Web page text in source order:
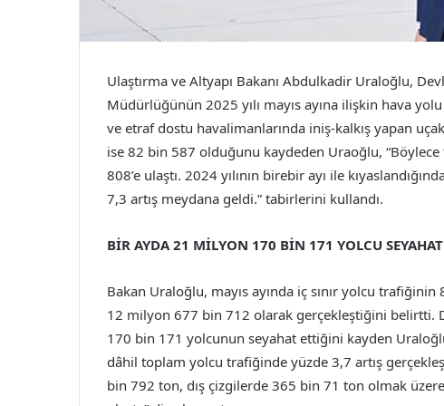
Ulaştırma ve Altyapı Bakanı Abdulkadir Uraloğlu,
Müdürlüğünün 2025 yılı mayıs ayına ilişkin hava
ve etraf dostu havalimanlarında iniş-kalkış yapan
ise 82 bin 587 olduğunu kaydeden Uraoğlu,
808’e ulaştı. 2024 yılının birebir ayı ile
7,3 artış meydana geldi.” tabirlerini kullandı.
BİR AYDA 21 MİLYON 170 BİN 171 YOLCU
Bakan Uraloğlu, mayıs ayında iç sınır yolcu
12 milyon 677 bin 712 olarak gerçekleştiğini
170 bin 171 yolcunun seyahat ettiğini kayden
dâhil toplam yolcu trafiğinde yüzde 3,7 artış
bin 792 ton, dış çizgilerde 365 bin 71 ton olmak